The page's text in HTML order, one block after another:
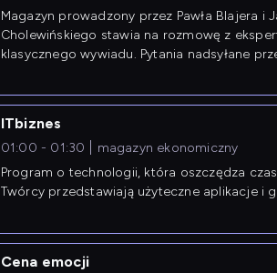
Magazyn prowadzony przez Pawła Blajera i
Cholewińskiego stawia na rozmowę z
klasycznego wywiadu. Pytania nadsyłane
ITbiznes
01:00 - 01:30
magazyn ekonomiczny
Program o technologii, która oszczędza
Twórcy przedstawiają użyteczne aplikacje i
Cena emocji